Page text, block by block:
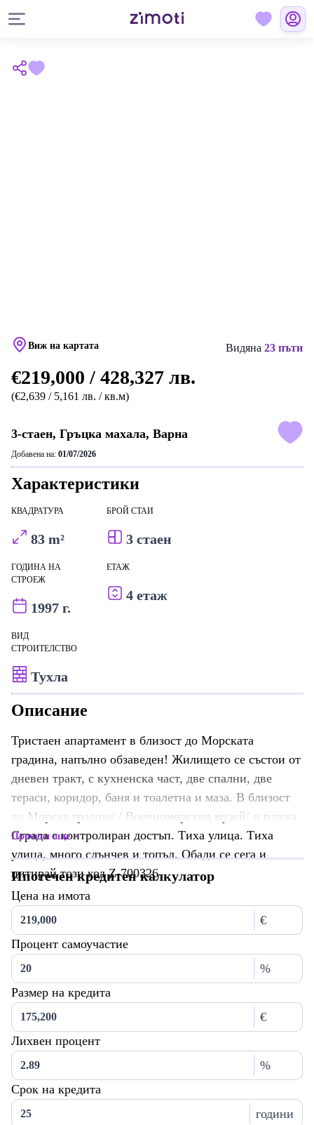
Виж на картата Видяна 23 пъти
€219,000 / 428,327 лв.
(€2,639 / 5,161 лв. / кв.м)
3-стаен, Гръцка махала, Варна
Добавена на: 01/07/2026
Характеристики
КВАДРАТУРА
83 m²
БРОЙ СТАИ
3 стаен
ГОДИНА НА
СТРОЕЖ
1997 г.
ЕТАЖ
4 етаж
ВИД
СТРОИТЕЛСТВО
Тухла
Описание
Тристаен апартамент в близост до Морската
градина, напълно обзаведен! Жилището се състои от
дневен тракт, с кухненска част, две спални, две
тераси, коридор, баня и тоалетна и маза. В близост
до Морска градина / Военноморския музей/ и плажа.
Сграда с контролиран достъп. Тиха улица. Тиха
улица, много слънчев и топъл. Обади се сега и
цитирай този код Z-700326
Прочети още
Ипотечен кредитен калкулатор
Цена на имота
€
Процент самоучастие
%
Размер на кредита
€
Лихвен процент
%
Срок на кредита
години